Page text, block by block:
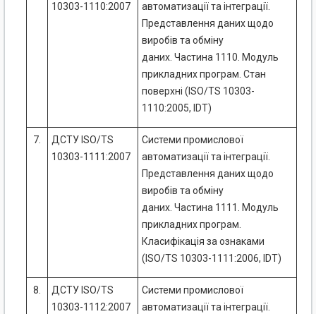
10303-1110:2007
автоматизації та інтеграції.
Представлення даних щодо
виробів та обміну
даних. Частина 1110. Модуль
прикладних програм. Стан
поверхні (ISO/TS 10303-
1110:2005, IDT)
7.
ДСТУ ISO/TS
10303-1111:2007
Системи промислової
автоматизації та інтеграції.
Представлення даних щодо
виробів та обміну
даних. Частина 1111. Модуль
прикладних програм.
Класифікація за ознаками
(ISO/TS 10303-1111:2006, IDT)
8.
ДСТУ ISO/TS
10303-1112:2007
Системи промислової
автоматизації та інтеграції.